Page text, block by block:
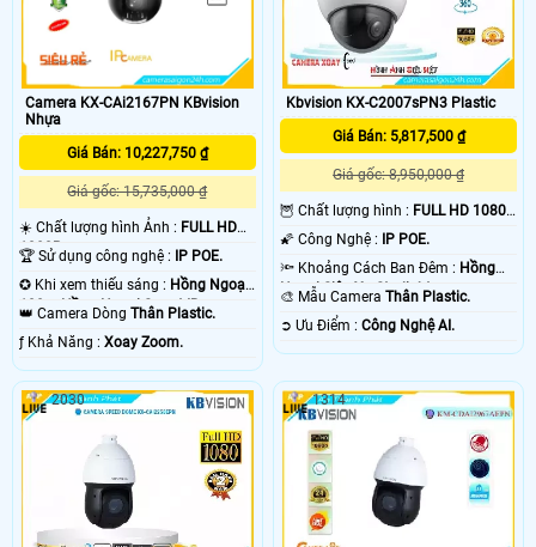
Camera KX-CAi2167PN KBvision
Nhựa
Giá Bán: 10,227,750 ₫
Giá gốc: 15,735,000 ₫
☀️ Chất lượng hình Ảnh : FULL HD
1080P .
🏆 Sử dụng công nghệ :
IP POE.
✪ Khi xem thiếu sáng : Hồng Ngoại
100m Hồng Ngoại Smart IR.
👑 Camera Dòng Thân Plastic.
️ƒ Khả Năng : Xoay Zoom.
Kbvision KX-C2007sPN3 Plastic
Giá Bán: 5,817,500 ₫
Giá gốc: 8,950,000 ₫
🦉 Chất lượng hình : FULL HD 1080P
🌠 Công Nghệ :
IP POE.
🔦 Khoảng Cách Ban Đêm : Hồng
Ngoại Siêu Xa Starlight.
🎨 Mẫu CameraThân Plastic.
️➲ Ưu Điểm :Công Nghệ AI.
2030 1314